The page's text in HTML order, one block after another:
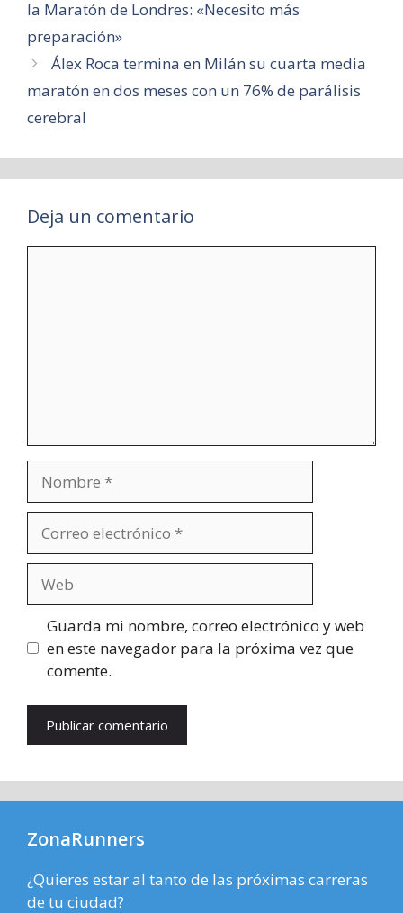
la Maratón de Londres: «Necesito más
preparación»
Álex Roca termina en Milán su cuarta media
maratón en dos meses con un 76% de parálisis
cerebral
Deja un comentario
electrónico
Guarda mi nombre, correo electrónico y web
en este navegador para la próxima vez que
comente.
ZonaRunners
¿Quieres estar al tanto de las próximas carreras
de tu ciudad?